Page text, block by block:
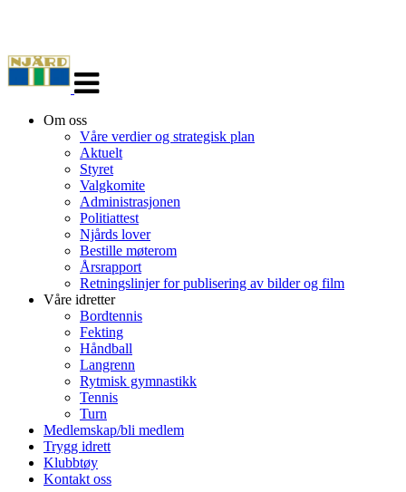
navigasjon
Om oss
Våre verdier og strategisk plan
Aktuelt
Styret
Valgkomite
Administrasjonen
Politiattest
Njårds lover
Bestille møterom
Årsrapport
Retningslinjer for publisering av bilder og film
Våre idretter
Bordtennis
Fekting
Håndball
Langrenn
Rytmisk gymnastikk
Tennis
Turn
Medlemskap/bli medlem
Trygg idrett
Klubbtøy
Kontakt oss